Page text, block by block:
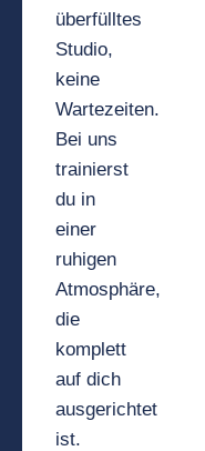
überfülltes
Studio,
keine
Wartezeiten.
Bei uns
trainierst
du in
einer
ruhigen
Atmosphäre,
die
komplett
auf dich
ausgerichtet
ist.